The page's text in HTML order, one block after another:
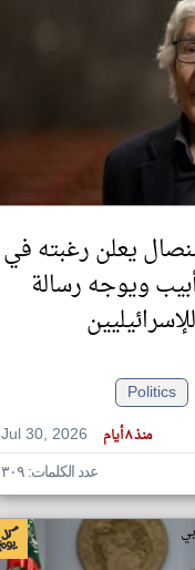
يعلن رغبته في
ويوجه رسالة
Politics
Jul 30, 2026
منذ ٨ أيام
عدد الكلمات: ٣٠٩